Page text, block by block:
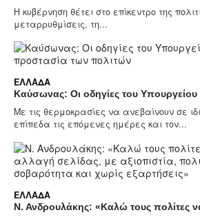
Η κυβέρνηση θέτει στο επίκεντρο της
μεταρρυθμίσεις, τη...
ΕΛΛΆΔΑ
Καύσωνας: Οι οδηγίες του Υπουργείου
Με τις θερμοκρασίες να ανεβαίνουν σε
επίπεδα τις επόμενες ημέρες και τον...
ΕΛΛΆΔΑ
Ν. Ανδρουλάκης: «Καλώ τους πολίτες